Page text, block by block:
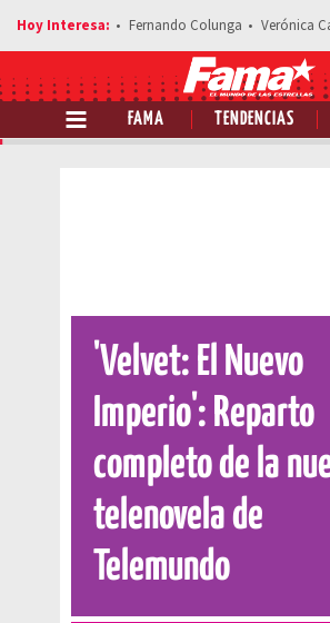
Fernando Colunga Verónica
FAMA TENDENCIAS
'Velvet: El Nuevo
Imperio': Reparto
completo de la
telenovela de
Telemundo